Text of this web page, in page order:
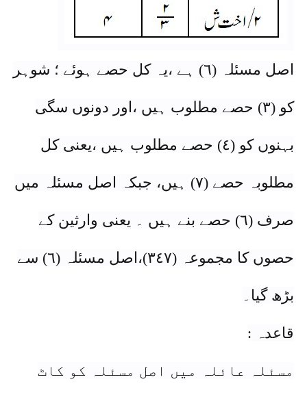
اصل مسئلہ (٦) ہے ،یہ کل حصے ہوئے ؛ شوہر
کو (٣) حصے مطلوب ہیں ،اور دونوں سگی
بہنوں کو (٤) حصے مطلوب ہیں ،یعنی کل
مطلوبہ حصے (٧) ہیں، جبکہ اصل مسئلہ میں
صرف (٦) حصے بنے ہیں ۔ یعنی وارثین کے
حصوں کا مجموعہ (٣٤٧)،اصل مسئلہ (٦) سے
بڑھ گیا۔
قاعدہ :
مسئلہ عائلہ میں اصل مسئلہ کو کاٹ